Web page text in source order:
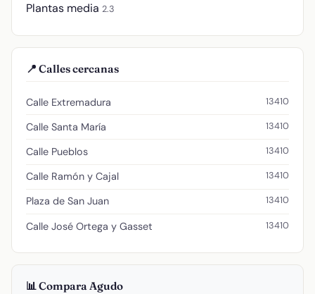
Plantas media 2.3
📍 Calles cercanas
Calle Extremadura 13410
Calle Santa María 13410
Calle Pueblos 13410
Calle Ramón y Cajal 13410
Plaza de San Juan 13410
Calle José Ortega y Gasset 13410
📊 Compara Agudo